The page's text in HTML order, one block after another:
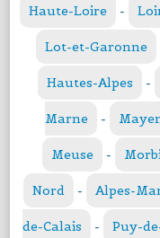
Haute-Loire -
Lot-et-Garonne
Hautes-Alpes -
Marne -
Meuse -
Nord - Alpes-
de-Calais - Puy-